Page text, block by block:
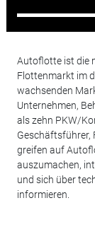
Autoflotte ist die
Flottenmarkt im
wachsenden
Unternehmen,
als zehn PKW/
Geschäftsführer,
greifen auf
auszumachen,
und sich über
informieren.